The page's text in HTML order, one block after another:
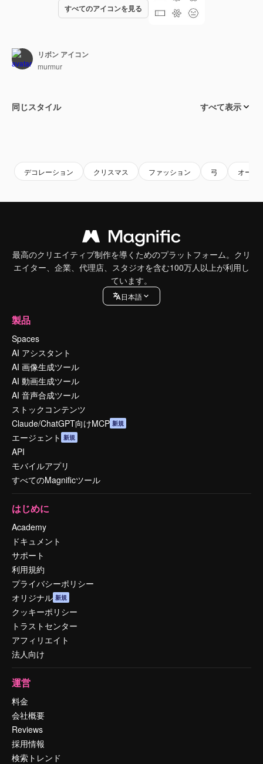
すべてのアイコンを見る
リボン アイコン
murmur
同じスタイル すべて表示
デコレーション クリスマス ファッション 弓 オーナ
最高のクリエイティブ制作を導くためのプラットフォーム。クリ
エイター、企業、代理店、スタジオを含む100万人以上が利用し
ています。
日本語
製品
Spaces
AI アシスタント
AI 画像生成ツール
AI 動画生成ツール
AI 音声合成ツール
ストックコンテンツ
Claude/ChatGPT向けMCP 新規
エージェント 新規
API
モバイルアプリ
すべてのMagnificツール
はじめに
Academy
ドキュメント
サポート
利用規約
プライバシーポリシー
オリジナル 新規
クッキーポリシー
トラストセンター
アフィリエイト
法人向け
運営
料金
会社概要
Reviews
採用情報
検索トレンド